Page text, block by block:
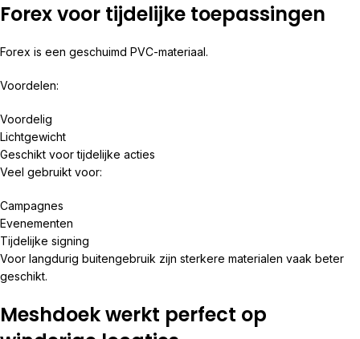
Forex voor tijdelijke toepassingen
Forex is een geschuimd PVC-materiaal.
Voordelen:
Voordelig
Lichtgewicht
Geschikt voor tijdelijke acties
Veel gebruikt voor:
Campagnes
Evenementen
Tijdelijke signing
Voor langdurig buitengebruik zijn sterkere materialen vaak beter
geschikt.
Meshdoek werkt perfect op